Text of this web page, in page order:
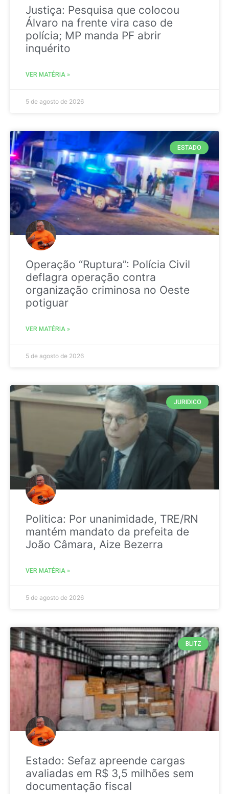
Justiça: Pesquisa que colocou
Álvaro na frente vira caso de
polícia; MP manda PF abrir
inquérito
VER MATÉRIA »
5 de agosto de 2026
ESTADO
Operação “Ruptura”: Polícia Civil
deflagra operação contra
organização criminosa no Oeste
potiguar
VER MATÉRIA »
5 de agosto de 2026
JURIDICO
Politica: Por unanimidade, TRE/RN
mantém mandato da prefeita de
João Câmara, Aize Bezerra
VER MATÉRIA »
5 de agosto de 2026
BLITZ
Estado: Sefaz apreende cargas
avaliadas em R$ 3,5 milhões sem
documentação fiscal